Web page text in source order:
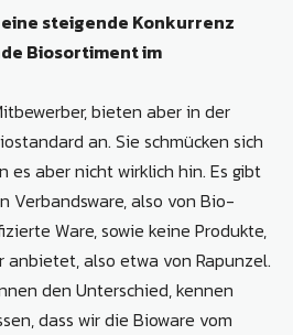
steigende Konkurrenz
Biosortiment im
bieten aber in der
an. Sie schmücken sich
es aber nicht wirklich hin. Es gibt
Verbandsware, also von Bio-
Ware, sowie keine Produkte,
anbietet, also etwa von Rapunzel.
den Unterschied, kennen
dass wir die Bioware vom